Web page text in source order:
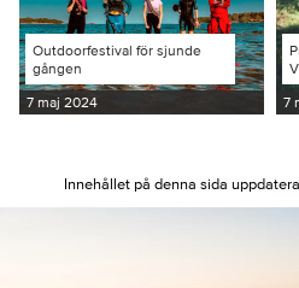
Outdoorfestival för sjunde
gången
7 maj 2024 7
Innehållet på denna sida